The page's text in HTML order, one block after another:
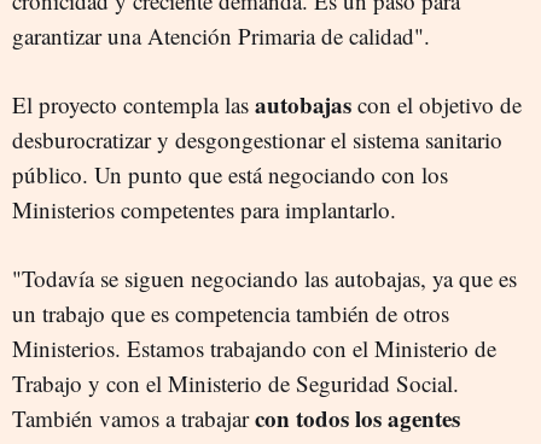
garantizar una Atención Primaria de calidad".
El proyecto contempla las autobajas con el objetivo de
desburocratizar y desgongestionar el sistema sanitario
público. Un punto que está negociando con los
Ministerios competentes para implantarlo.
"Todavía se siguen negociando las autobajas, ya que es
un trabajo que es competencia también de otros
Ministerios. Estamos trabajando con el Ministerio de
Trabajo y con el Ministerio de Seguridad Social.
También vamos a trabajarcon todos los agentes